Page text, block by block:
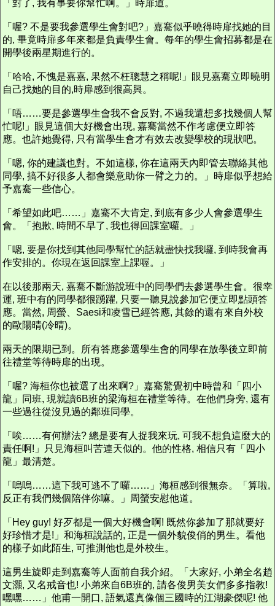
「對了, 我有事要你幫忙啊。」時扉道。
「喔? 不是要我參選學生會對吧?」嘉騫似乎曉得時扉找她的目
的, 畢竟時扉多年來都是負責學生會。每年的學生會招募都是在
開學後兩星期進行的。
「哈哈, 不愧是嘉嘉, 果然不枉聰慧之稱呢!」眼見嘉騫立即曉明
自己找她的目的,時扉感到很高興。
「唔……要是參選學生會我不會反對, 不過我還想多找幾個人幫
忙呢!」眼見這個大好機會出現, 嘉騫當然不作考慮便立即答
應。也許她覺得, 只有當學生會才有效去改變學校的現狀吧。
「嗯, 你的建議也對。不如這樣, 你在這兩天內即管去聯絡其他
同學, 搞不好很多人都會樂意助你一臂之力的。」時扉似乎想給
予嘉騫一些信心。
「希望如此吧……」嘉騫不大肯定, 到底有多少人會參選學生
會。「抱歉, 時間不早了, 我也得回課室囉。」
「嗯, 要是你找到其他同學幫忙的話就盡快找我囉, 到時我會再
作安排的。你現在返回課室上課喔。」
在以後那兩天, 嘉騫不斷游說班中的同學們去參選學生會。很幸
運, 班中有的同學都很踴躍, 只要一聽見說參加它便立即點頭答
應。當然, 周螢、Saesi和凌雪已經答應, 其餘的還有來自外校
的歐陽晴(冷晴)。
兩天的限期已到。所有答應參選學生會的同學在放學後立即前
往禮堂等待時扉的出現。
「喔? 海桓你也被選了出來啊?」嘉騫驚覺初中時曾和「四小
龍」同班, 現就讀6B班的梁海桓在禮堂等待。在他們身旁, 還有
一些過往從沒見過的鄰班同學。
「唉……有何辦法? 總是要有人捉我來玩, 可我不想負這麼大的
責任啊!」只見海桓叫苦連天似的。他的性格, 相信只有「四小
龍」最清楚。
「嗚嗚……這下我可逃不了囉……」海桓感到很無奈。「算啦,
反正有我們幾個陪伴你嘛。」周螢安慰他道。
「Hey guy! 好歹都是一個大好機會啊! 既然你參加了那就要好
好珍惜才是!」和海桓說話的, 正是一個外貌俊俏的男生。看他
的樣子如此陌生, 可推測他也是外校生。
這男生旋即走到嘉騫等人面前自我介紹。「大家好, 小弟全名趙
文灝, 又名戒音也! 小弟來自6B班的, 請各俊男美女們多多指教!
嘿嘿……」他甫一開口, 語氣還真像個三國時的江湖豪傑呢! 他